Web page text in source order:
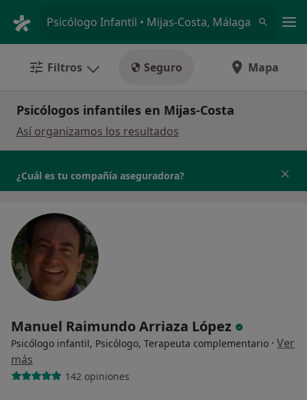
Psicólogo Infantil • Mijas-Costa, Málaga
Filtros Seguro Mapa
Psicólogos infantiles en Mijas-Costa
Así organizamos los resultados
¿Cuál es tu compañía aseguradora?
Manuel Raimundo Arriaza López
Psicólogo infantil, Psicólogo, Terapeuta complementario · Ver
más
142 opiniones